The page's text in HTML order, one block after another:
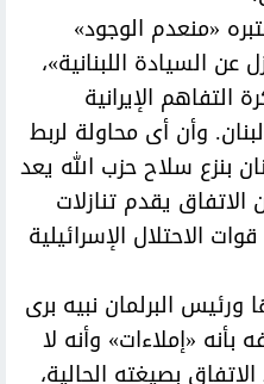
«منعدم الوجود»
السيادة اللبنانية»،
الإيرانية
وأن أى محاولة لربط
بنزع سلاح حزب الله يعد
الاتفاق يقدم تنازلات
الاحتلال الإسرائيلية
البرلمان نبيه برى
«إملاءات» وأنه لا
بصيغته الحالية،